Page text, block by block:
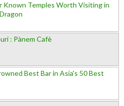
Known Temples Worth Visiting in
: Pànem Cafè
Best Bar in Asia's 50 Best